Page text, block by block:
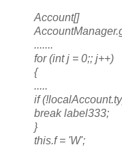
Account[]
.......
for (int j = 0;; j++)
{
.....
if
break label333;
}
this.f = 'W';